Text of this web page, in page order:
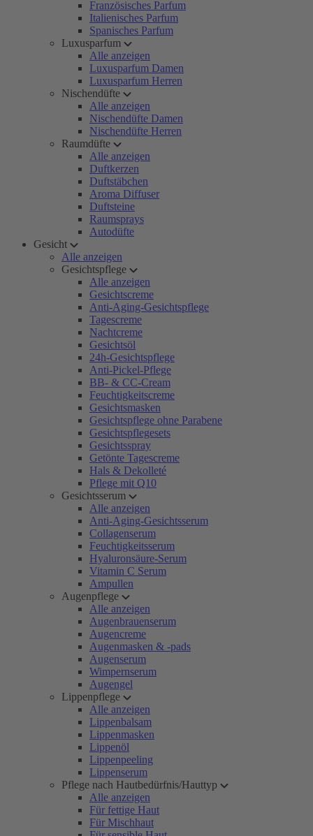
Französisches Parfum
Italienisches Parfum
Spanisches Parfum
Luxusparfum
Alle anzeigen
Luxusparfum Damen
Luxusparfum Herren
Nischendüfte
Alle anzeigen
Nischendüfte Damen
Nischendüfte Herren
Raumdüfte
Alle anzeigen
Duftkerzen
Duftstäbchen
Aroma Diffuser
Duftsteine
Raumsprays
Autodüfte
Gesicht
Alle anzeigen
Gesichtspflege
Alle anzeigen
Gesichtscreme
Anti-Aging-Gesichtspflege
Tagescreme
Nachtcreme
Gesichtsöl
24h-Gesichtspflege
Anti-Pickel-Pflege
BB- & CC-Cream
Feuchtigkeitscreme
Gesichtsmasken
Gesichtspflege ohne Parabene
Gesichtspflegesets
Gesichtsspray
Getönte Tagescreme
Hals & Dekolleté
Pflege mit Q10
Gesichtsserum
Alle anzeigen
Anti-Aging-Gesichtsserum
Collagenserum
Feuchtigkeitsserum
Hyaluronsäure-Serum
Vitamin C Serum
Ampullen
Augenpflege
Alle anzeigen
Augenbrauenserum
Augencreme
Augenmasken & -pads
Augenserum
Wimpernserum
Augengel
Lippenpflege
Alle anzeigen
Lippenbalsam
Lippenmasken
Lippenöl
Lippenpeeling
Lippenserum
Pflege nach Hautbedürfnis/Hauttyp
Alle anzeigen
Für fettige Haut
Für Mischhaut